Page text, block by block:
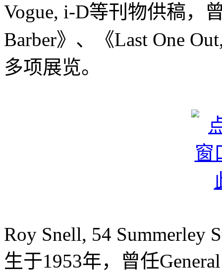
Vogue, i-D等刊物供稿，
Barber》、《Last One
多项展览。
Roy Snell, 54 Summerley
生于1953年，曾任